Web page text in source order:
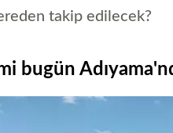
takip edilecek?
bugün